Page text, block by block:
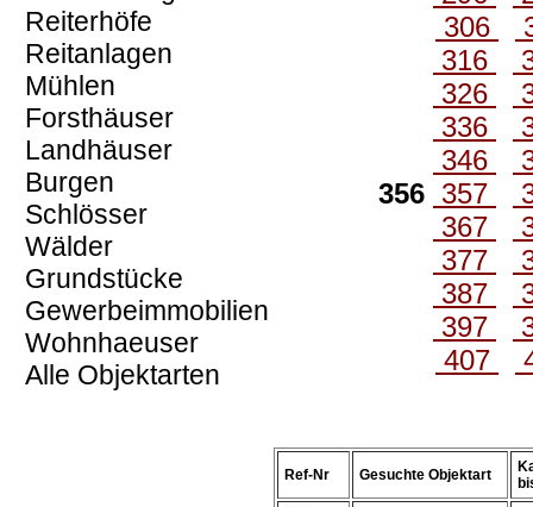
Reiterhöfe
Reitanlagen
Mühlen
Forsthäuser
Landhäuser
Burgen
Schlösser
Wälder
Grundstücke
Gewerbeimmobilien
Wohnhaeuser
Alle Objektarten
306
316
326
336
346
356 357
367
377
387
397
407
Ref-Nr Gesuchte Objektart